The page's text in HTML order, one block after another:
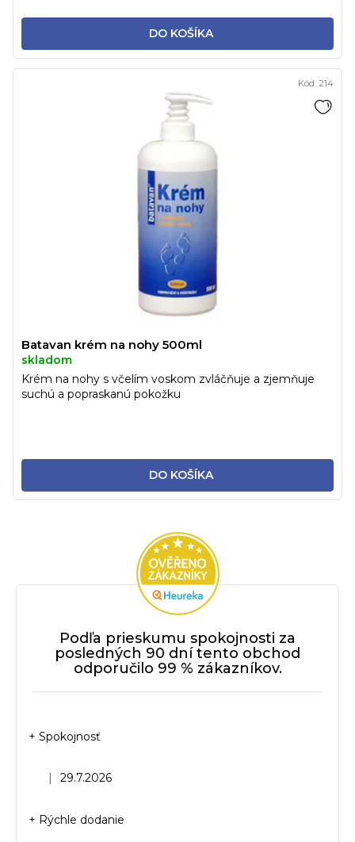
DO KOŠÍKA
Batavan krém na nohy 500ml
skladom
DO KOŠÍKA
Krém na nohy s včelím voskom zvláčňuje a zjemňuje
suchú a popraskanú pokožku
Kód: 214
Podľa prieskumu spokojnosti za
posledných 90 dní tento obchod
odporučilo 99 % zákazníkov.
Hodnotenie obchodu je 5 z 5 hviezdičiek.
| 29.7.2026
+ Spokojnosť
+ Rýchle dodanie